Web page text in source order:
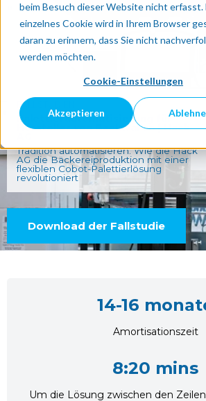
beim Besuch dieser Website nicht erfasst.
einzelnes Cookie wird in Ihrem Browser
daran zu erinnern, dass Sie nicht
werden möchten.
Cookie-Einstellungen
Akzeptieren
FALLSTUDIEN
Palettierautomatisierung für
Hersteller von Backwaren | Hack
Tradition automatisieren: Wie die Hack
AG die Bäckereiproduktion mit einer
flexiblen Cobot-Palettierlösung
revolutioniert
Download der Fallstudie
14-16
Amortisationszeit
8:20 mins
Um die Lösung zwischen den